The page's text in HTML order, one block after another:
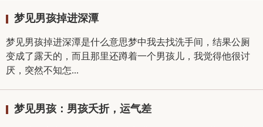
梦见男孩掉进深潭
梦见男孩掉进深潭是什么意思梦中我去找洗手间，结果公厕
变成了露天的，而且那里还蹲着一个男孩儿，我觉得他很讨
厌，突然不知怎...
梦见男孩：男孩夭折，运气差